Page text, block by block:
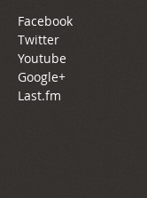
Facebook
Twitter
Youtube
Google+
Last.fm